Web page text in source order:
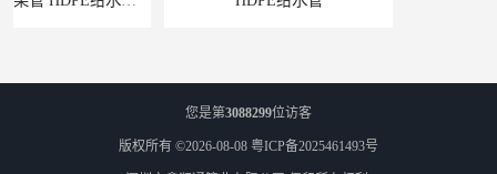
您是第3088299位访客
版权所有 ©2026-08-08 粤ICP备2025461493号